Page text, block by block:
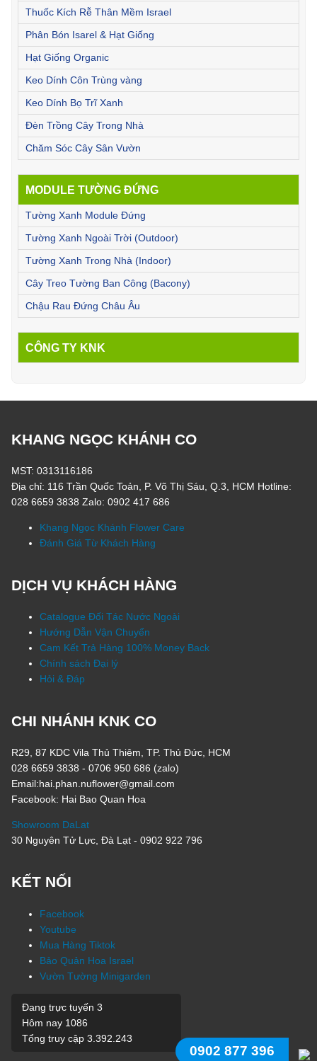
Thuốc Kích Rễ Thân Mềm Israel
Phân Bón Isarel & Hạt Giống
Hạt Giống Organic
Keo Dính Côn Trùng vàng
Keo Dính Bọ Trĩ Xanh
Đèn Trồng Cây Trong Nhà
Chăm Sóc Cây Sân Vườn
MODULE TƯỜNG ĐỨNG
Tường Xanh Module Đứng
Tường Xanh Ngoài Trời (Outdoor)
Tường Xanh Trong Nhà (Indoor)
Cây Treo Tường Ban Công (Bacony)
Chậu Rau Đứng Châu Âu
CÔNG TY KNK
KHANG NGỌC KHÁNH CO
MST: 0313116186
Địa chỉ: 116 Trần Quốc Toản, P. Võ Thị Sáu, Q.3, HCM Hotline:
028 6659 3838 Zalo: 0902 417 686
Khang Ngọc Khánh Flower Care
Đánh Giá Từ Khách Hàng
DỊCH VỤ KHÁCH HÀNG
Catalogue Đối Tác Nước Ngoài
Hướng Dẫn Vận Chuyển
Cam Kết Trả Hàng 100% Money Back
Chính sách Đại lý
Hỏi & Đáp
CHI NHÁNH KNK CO
R29, 87 KDC Vila Thủ Thiêm, TP. Thủ Đức, HCM
028 6659 3838 - 0706 950 686 (zalo)
Email:hai.phan.nuflower@gmail.com
Facebook: Hai Bao Quan Hoa
Showroom DaLat
30 Nguyên Tử Lực, Đà Lạt - 0902 922 796
KẾT NỐI
Facebook
Youtube
Mua Hàng Tiktok
Bảo Quản Hoa Israel
Vườn Tường Minigarden
Đang trực tuyến 3
Hôm nay 1086
Tổng truy cập 3.392.243
0902 877 396